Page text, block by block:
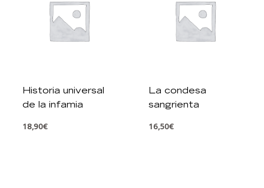
Historia universal
de la infamia
18,90€
La condesa
sangrienta
16,50€